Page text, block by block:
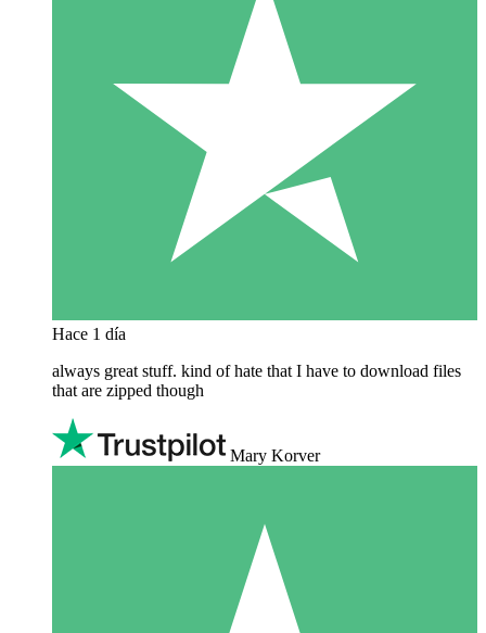
Hace 1 día
always great stuff. kind of hate that I have to download files
that are zipped though
Mary Korver